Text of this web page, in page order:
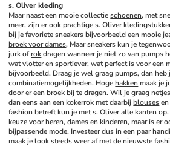
s. Oliver kleding
Maar naast een mooie collectie schoenen, met
meer, zijn er ook prachtige s. Oliver
bij je favoriete sneakers bijvoorbeeld een mooie
broek voor dames. Maar sneakers kun je
jurk of rok dragen wanneer je niet zo van pumps
wat vlotter en sportiever, wat perfect is voor een
bijvoorbeeld. Draag je wel graag pumps, dan
combinatiemogelijkheden. Hoge hakken maak je
door er een broek bij te dragen. Wil je graag
dan eens aan een kokerrok met daarbij blouses
fashion betreft kun je met s. Oliver alle kanten
keuze voor heren, dames en kinderen, maar is er
bijpassende mode. Investeer dus in een paar
maak je look steeds weer af met de nieuwste